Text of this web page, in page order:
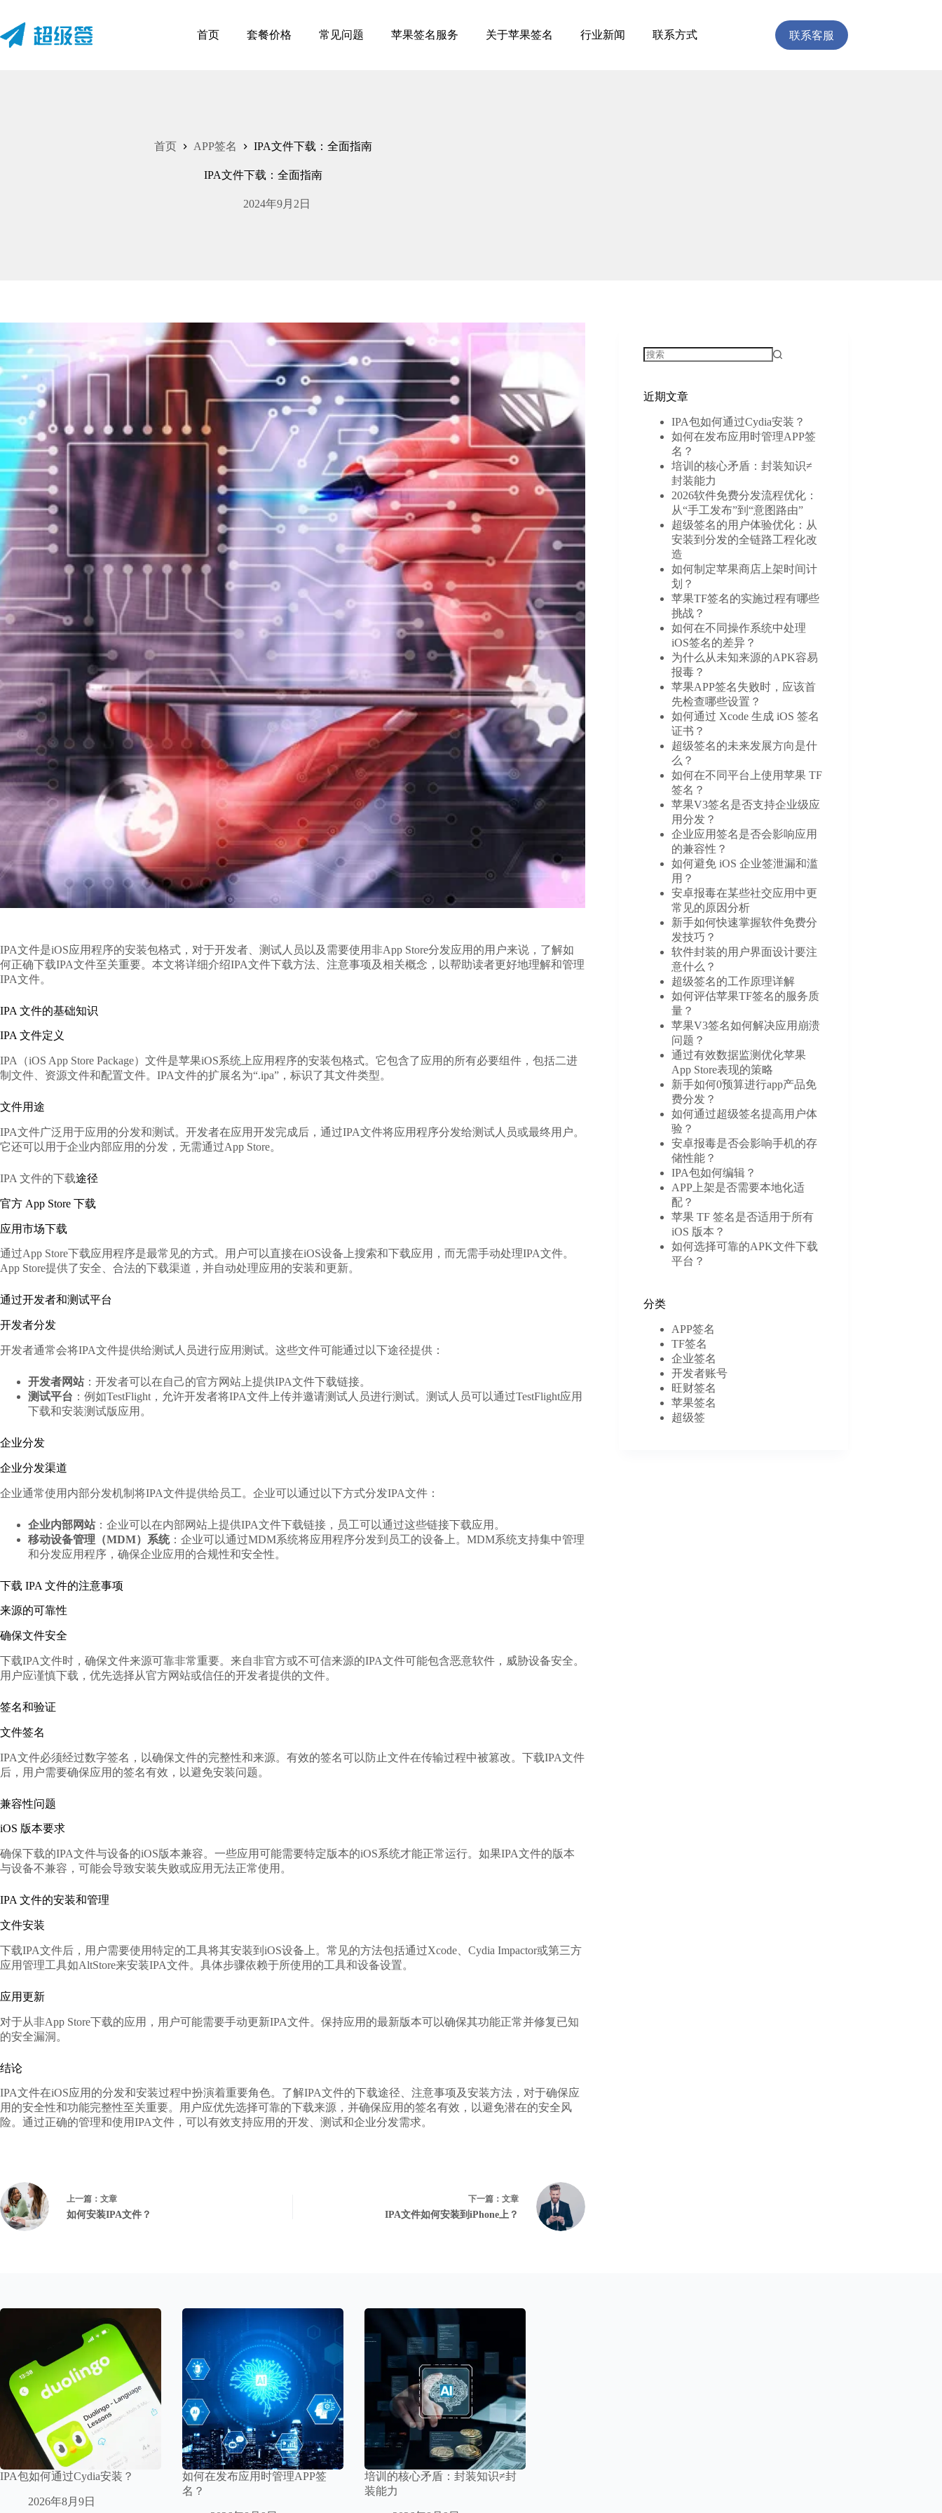
首页 套餐价格 常见问题 苹果签名服务 关于苹果签名 行业新闻 联系方式 联系客服
首页 APP签名 IPA文件下载：全面指南
IPA文件下载：全面指南
2024年9月2日
IPA文件是iOS应用程序的安装包格式，对于开发者、测试人员以及需要使用非App Store分发应用的用户来说，了解如
何正确下载IPA文件至关重要。本文将详细介绍IPA文件下载方法、注意事项及相关概念，以帮助读者更好地理解和管理
IPA文件。
IPA 文件的基础知识
IPA 文件定义
IPA（iOS App Store Package）文件是苹果iOS系统上应用程序的安装包格式。它包含了应用的所有必要组件，包括二进
制文件、资源文件和配置文件。IPA文件的扩展名为“.ipa”，标识了其文件类型。
文件用途
IPA文件广泛用于应用的分发和测试。开发者在应用开发完成后，通过IPA文件将应用程序分发给测试人员或最终用户。
它还可以用于企业内部应用的分发，无需通过App Store。
IPA 文件的下载途径
官方 App Store 下载
应用市场下载
通过App Store下载应用程序是最常见的方式。用户可以直接在iOS设备上搜索和下载应用，而无需手动处理IPA文件。
App Store提供了安全、合法的下载渠道，并自动处理应用的安装和更新。
通过开发者和测试平台
开发者分发
开发者通常会将IPA文件提供给测试人员进行应用测试。这些文件可能通过以下途径提供：
开发者网站：开发者可以在自己的官方网站上提供IPA文件下载链接。
测试平台 ：例如TestFlight，允许开发者将IPA文件上传并邀请测试人员进行测试。测试人员可以通过TestFlight应用
下载和安装测试版应用。
企业分发
企业分发渠道
企业通常使用内部分发机制将IPA文件提供给员工。企业可以通过以下方式分发IPA文件：
企业内部网站：企业可以在内部网站上提供IPA文件下载链接，员工可以通过这些链接下载应用。
移动设备管理（MDM）系统：企业可以通过MDM系统将应用程序分发到员工的设备上。MDM系统支持集中管理
和分发应用程序，确保企业应用的合规性和安全性。
下载 IPA 文件的注意事项
来源的可靠性
确保文件安全
下载IPA文件时，确保文件来源可靠非常重要。来自非官方或不可信来源的IPA文件可能包含恶意软件，威胁设备安全。
用户应谨慎下载，优先选择从官方网站或信任的开发者提供的文件。
签名和验证
文件签名
IPA文件必须经过数字签名，以确保文件的完整性和来源。有效的签名可以防止文件在传输过程中被篡改。下载IPA文件
后，用户需要确保应用的签名有效，以避免安装问题。
兼容性问题
iOS 版本要求
确保下载的IPA文件与设备的iOS版本兼容。一些应用可能需要特定版本的iOS系统才能正常运行。如果IPA文件的版本
与设备不兼容，可能会导致安装失败或应用无法正常使用。
IPA 文件的安装和管理
文件安装
下载IPA文件后，用户需要使用特定的工具将其安装到iOS设备上。常见的方法包括通过Xcode、Cydia Impactor或第三方
应用管理工具如AltStore来安装IPA文件。具体步骤依赖于所使用的工具和设备设置。
应用更新
对于从非App Store下载的应用，用户可能需要手动更新IPA文件。保持应用的最新版本可以确保其功能正常并修复已知
的安全漏洞。
结论
IPA文件在iOS应用的分发和安装过程中扮演着重要角色。了解IPA文件的下载途径、注意事项及安装方法，对于确保应
用的安全性和功能完整性至关重要。用户应优先选择可靠的下载来源，并确保应用的签名有效，以避免潜在的安全风
险。通过正确的管理和使用IPA文件，可以有效支持应用的开发、测试和企业分发需求。
上一篇： 文章
如何安装IPA文件？
下一篇： 文章
IPA文件如何安装到iPhone上？
近期文章
IPA包如何通过Cydia安装？
如何在发布应用时管理APP签
名？
培训的核心矛盾：封装知识≠
封装能力
2026软件免费分发流程优化：
从“手工发布”到“意图路由”
超级签名的用户体验优化：从
安装到分发的全链路工程化改
造
如何制定苹果商店上架时间计
划？
苹果TF签名的实施过程有哪些
挑战？
如何在不同操作系统中处理
iOS签名的差异？
为什么从未知来源的APK容易
报毒？
苹果APP签名失败时，应该首
先检查哪些设置？
如何通过 Xcode 生成 iOS 签名
证书？
超级签名的未来发展方向是什
么？
如何在不同平台上使用苹果 TF
签名？
苹果V3签名是否支持企业级应
用分发？
企业应用签名是否会影响应用
的兼容性？
如何避免 iOS 企业签泄漏和滥
用？
安卓报毒在某些社交应用中更
常见的原因分析
新手如何快速掌握软件免费分
发技巧？
软件封装的用户界面设计要注
意什么？
超级签名的工作原理详解
如何评估苹果TF签名的服务质
量？
苹果V3签名如何解决应用崩溃
问题？
通过有效数据监测优化苹果
App Store表现的策略
新手如何0预算进行app产品免
费分发？
如何通过超级签名提高用户体
验？
安卓报毒是否会影响手机的存
储性能？
IPA包如何编辑？
APP上架是否需要本地化适
配？
苹果 TF 签名是否适用于所有
iOS 版本？
如何选择可靠的APK文件下载
平台？
分类
APP签名
TF签名
企业签名
开发者账号
旺财签名
苹果签名
超级签
IPA包如何通过Cydia安装？
2026年8月9日
如何在发布应用时管理APP签
名？
培训的核心矛盾：封装知识≠封
装能力